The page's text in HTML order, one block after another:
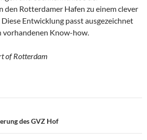
den Rotterdamer Hafen zu einem clever
Entwicklung passt ausgezeichnet
vorhandenen Know-how.
of Rotterdam
des GVZ Hof